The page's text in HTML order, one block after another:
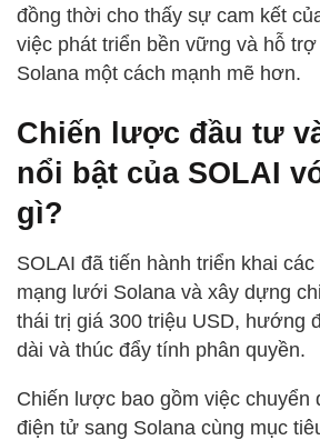
đồng thời cho thấy sự cam kết
việc phát triển bền vững và hỗ
Solana một cách mạnh mẽ hơn.
Chiến lược đầu tư
nổi bật của SOLAI
gì?
SOLAI đã tiến hành triển khai
mạng lưới Solana và xây dựng
thái trị giá 300 triệu USD, hướng
dài và thúc đẩy tính phân quyền.
Chiến lược bao gồm việc chuyển
điện tử sang Solana cùng mục